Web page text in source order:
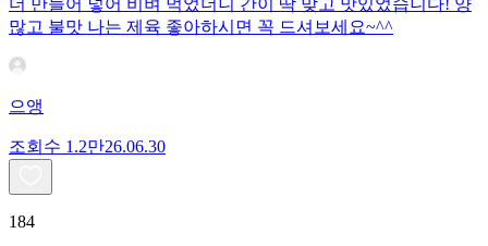
많고 불맛 나는 제육 좋아하시면 꼭 드셔보세요~^^
으앵
조회수 1.2만26.06.30
184